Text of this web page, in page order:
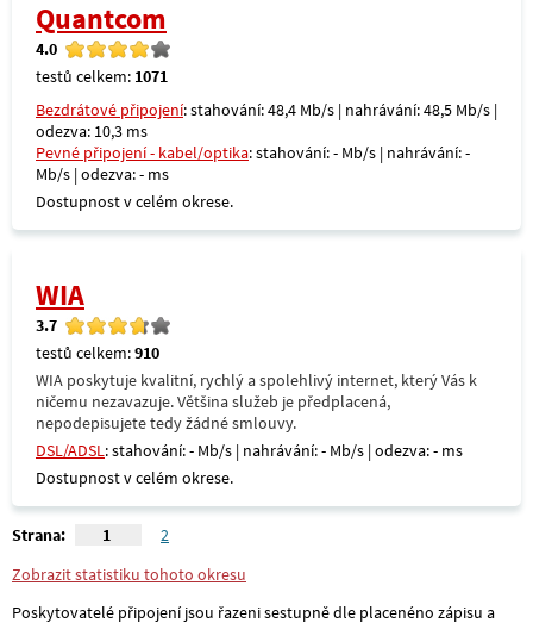
Quantcom
4.0
testů celkem: 1071
Bezdrátové připojení: stahování: 48,4 Mb/s | nahrávání: 48,5 Mb/s |
odezva: 10,3 ms
Pevné připojení - kabel/optika: stahování: - Mb/s | nahrávání: -
Mb/s | odezva: - ms
Dostupnost v celém okrese.
WIA
3.7
testů celkem:910
WIA poskytuje kvalitní, rychlý a spolehlivý internet, který Vás k
ničemu nezavazuje. Většina služeb je předplacená,
nepodepisujete tedy žádné smlouvy.
DSL/ADSL: stahování: - Mb/s | nahrávání: - Mb/s | odezva: - ms
Dostupnost v celém okrese.
Strana: 1
2
Zobrazit statistiku tohoto okresu
Poskytovatelé připojení jsou řazeni sestupně dle placenéno zápisu a